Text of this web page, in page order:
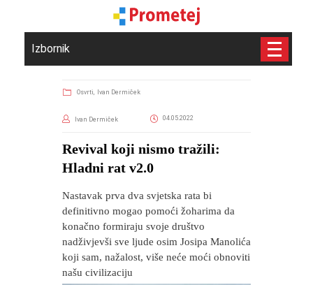
Izbornik
Osvrti, Ivan Dermiček
Ivan Dermiček 04.05.2022
​Revival koji nismo tražili:
Hladni rat v2.0
Nastavak prva dva svjetska rata bi
definitivno mogao pomoći žoharima da
konačno formiraju svoje društvo
nadživjevši sve ljude osim Josipa Manolića
koji sam, nažalost, više neće moći obnoviti
našu civilizaciju